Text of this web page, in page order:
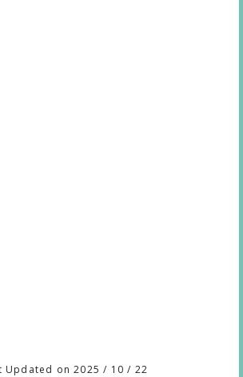
Updated on 2025 / 10 / 22